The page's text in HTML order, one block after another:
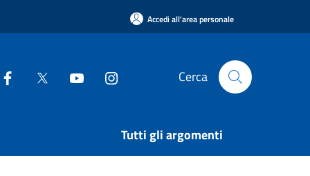
Accedi all'area personale
Cerca
Tutti gli argomenti